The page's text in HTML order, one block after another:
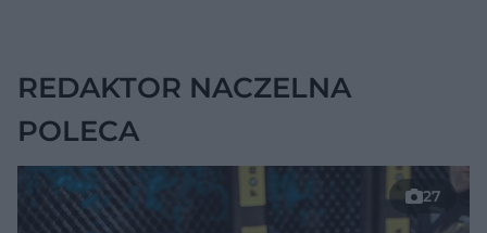
REDAKTOR NACZELNA
POLECA
27